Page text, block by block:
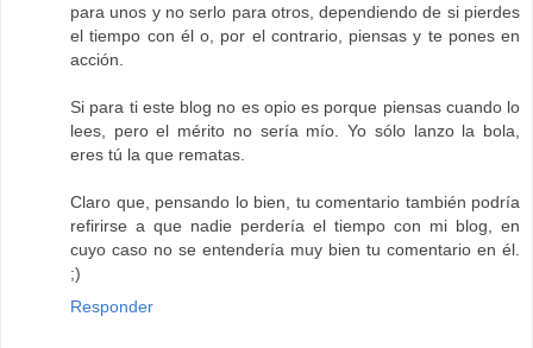
para unos y no serlo para otros, dependiendo de si pierdes
el tiempo con él o, por el contrario, piensas y te pones en
acción.
Si para ti este blog no es opio es porque piensas cuando lo
lees, pero el mérito no sería mío. Yo sólo lanzo la bola,
eres tú la que rematas.
Claro que, pensando lo bien, tu comentario también podría
refirirse a que nadie perdería el tiempo con mi blog, en
cuyo caso no se entendería muy bien tu comentario en él.
;)
Responder